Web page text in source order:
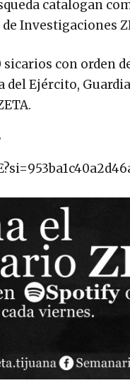
catalogan
Investigaciones
con orden
Ejército,